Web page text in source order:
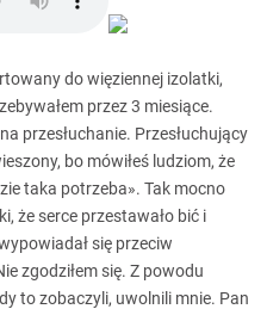
do więziennej izolatki,
przez 3 miesiące.
przesłuchanie. Przesłuchujący
bo mówiłeś ludziom, że
taka potrzeba». Tak mocno
że serce przestawało bić i
się przeciw
zgodziłem się. Z powodu
to zobaczyli, uwolnili mnie. Pan